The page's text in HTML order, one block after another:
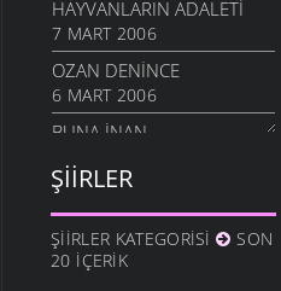
HAYVANLARIN ADALETI
7 MART 2006
OZAN DENINCE
6 MART 2006
BUNA İNAN
NASIL OLUR
6 MART 2006
İHTIYAR İNSAN
ŞIIRLER
ŞIIRLER KATEGORISI
SON
20 İÇERIK